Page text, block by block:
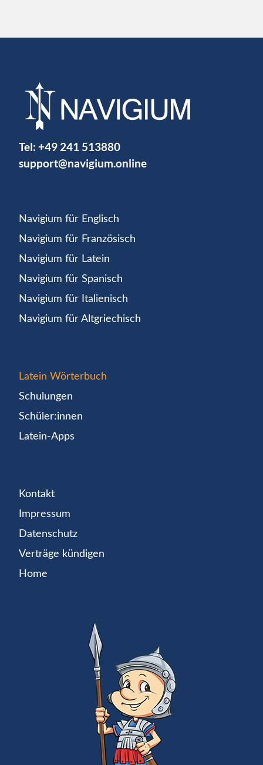
Tel: +49 241 513880
support@navigium.online
Navigium für Englisch
Navigium für Französisch
Navigium für Latein
Navigium für Spanisch
Navigium für Italienisch
Navigium für Altgriechisch
Latein Wörterbuch
Schulungen
Schüler:innen
Latein-Apps
Kontakt
Impressum
Datenschutz
Verträge kündigen
Home